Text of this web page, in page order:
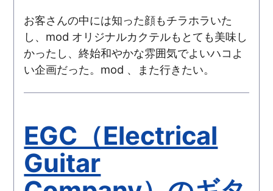
お客さんの中には知った顔もチラホラいた
し、mod オリジナルカクテルもとても美味し
かったし、終始和やかな雰囲気でよいハコよ
い企画だった。mod 、また行きたい。
EGC（Electrical
Guitar